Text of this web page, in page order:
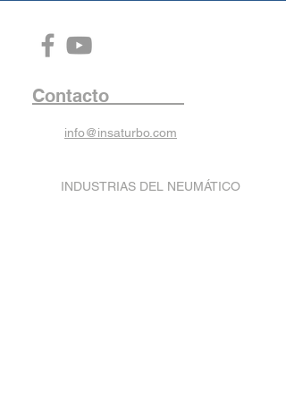
Contacto
info@insaturbo.com
INDUSTRIAS DEL NEUMÁTICO